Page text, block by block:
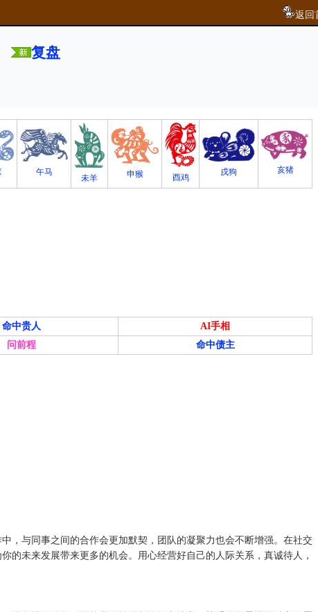
返回
复盘
午马
未羊 申猴 酉鸡
戌狗 亥猪
命中贵人
AI手相
问前程 命中债主
，与同事之间的合作会更加默契，团队的凝聚力也会不断增强。在社交
的未来发展带来更多的机会。用心经营好自己的人际关系，真诚待人，